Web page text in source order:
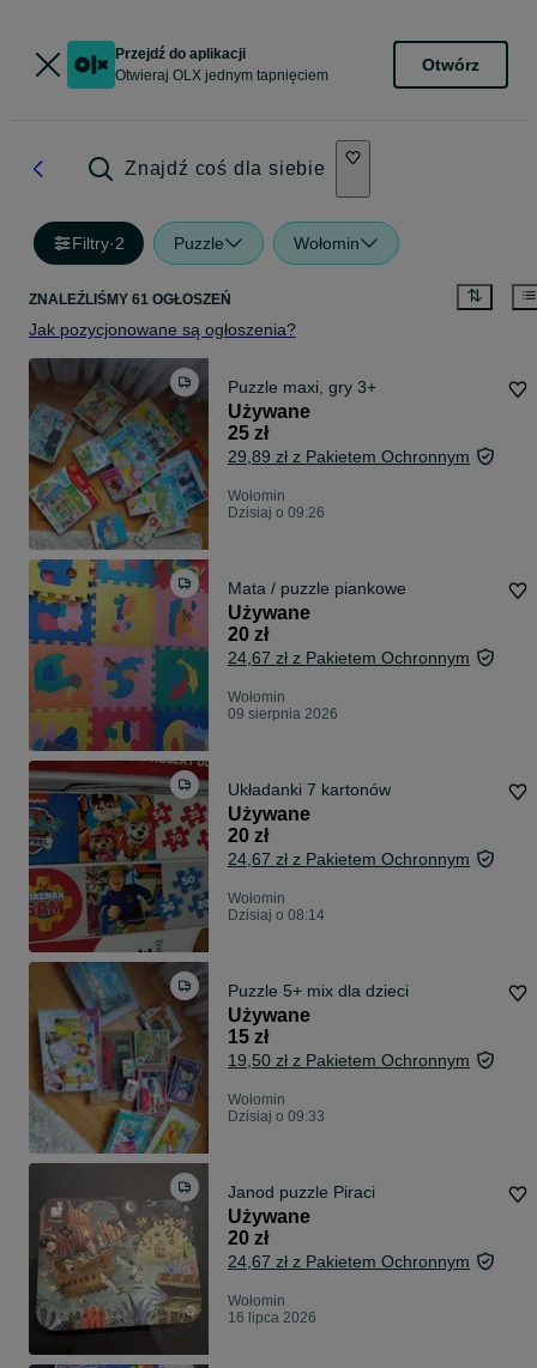
Przejdź do aplikacji
Otwieraj OLX jednym tapnięciem
Otwórz
Znajdź coś dla siebie
Filtry·2 Puzzle Wołomin
ZNALEŹLIŚMY 61 OGŁOSZEŃ
Jak pozycjonowane są ogłoszenia?
Puzzle maxi, gry 3+
Używane
25 zł
29,89 zł z Pakietem Ochronnym
Wołomin
Dzisiaj o 09:26
Mata / puzzle piankowe
Używane
20 zł
24,67 zł z Pakietem Ochronnym
Wołomin
09 sierpnia 2026
Układanki 7 kartonów
Używane
20 zł
24,67 zł z Pakietem Ochronnym
Wołomin
Dzisiaj o 08:14
Puzzle 5+ mix dla dzieci
Używane
15 zł
19,50 zł z Pakietem Ochronnym
Wołomin
Dzisiaj o 09:33
Janod puzzle Piraci
Używane
20 zł
24,67 zł z Pakietem Ochronnym
Wołomin
16 lipca 2026